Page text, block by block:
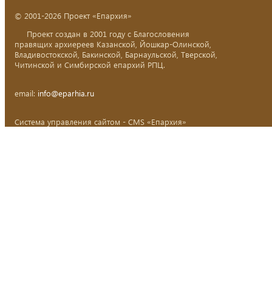
© 2001-2026 Проект «Епархия»
Проект создан в 2001 году с Благословения
правящих архиереев Казанской, Йошкар-Олинской,
Владивостокской, Бакинской, Барнаульской, Тверской,
Читинской и Симбирской епархий РПЦ.
email: info@eparhia.ru
Система управления сайтом - CMS «Епархия»